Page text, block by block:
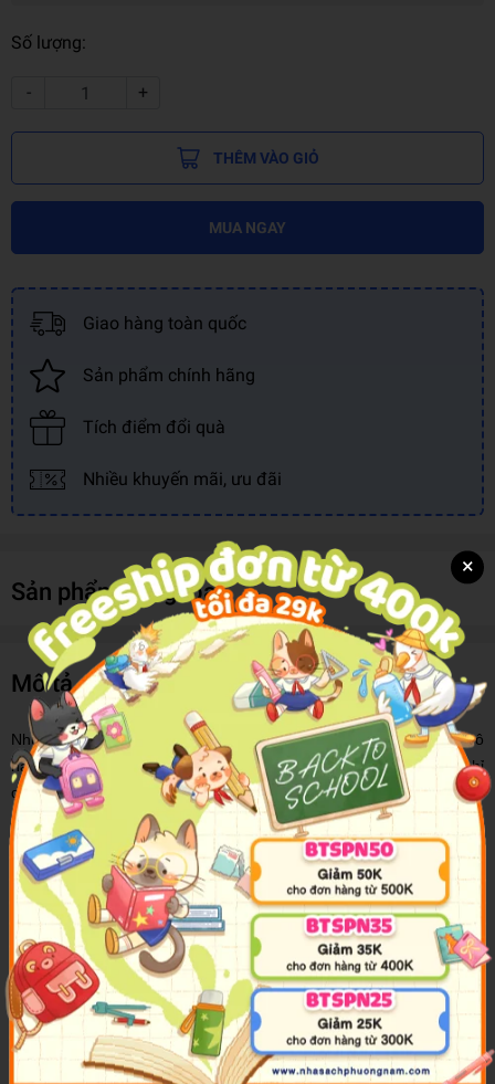
Số lượng:
- +
THÊM VÀO GIỎ
MUA NGAY
Giao hàng toàn quốc
Sản phẩm chính hãng
Tích điểm đổi quà
Nhiều khuyến mãi, ưu đãi
Sản phẩm cùng loại
Mô tả sản phẩm
Những hình dán thú vị luôn mang đến một nguồn năng lượng vô
hạn để các bạn nhỏ thỏa sức sáng tạo và khám phá. Không chỉ
dừng lại ở đó, việc phải tìm ra đáp án để dán vào các vị trí chính
xác còn giúp các em rèn luyện khả năng quan sát, phân tích, suy
luận, tư duy logic... Đây chính là phương pháp kết hợp chơi và học
rất hiệu quả đối với việc rèn luyện các kỹ năng, cảm xúc và trí tuệ
trong giai đoạn đầu đời của trẻ.
Với bộ sáchHình Dán Thú Vị Rèn Luyện Tư Duy, các em sẽ
được "chơi" cùng những miếng dán ngộ nghĩnh, đáng yêu và được
"học" khi phải tìm ra đáp án cho những câu hỏi cực kỳ thú vị. Bố
mẹ hãy giúp trẻ đọc câu hỏi nếu cần, sau đó cho trẻ tự quan sát,
ngẫm nghĩ, suy luận để tìm ra đáp án rồi dán những miếng dán
vào vị trí chính xác nhé!
×